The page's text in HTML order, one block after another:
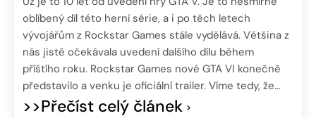
oblíbený díl této herní série, a i po těch letech
vývojářům z Rockstar Games stále vydělává. Většina z
nás jistě očekávala uvedení dalšího dílu během
příštího roku. Rockstar Games nové GTA VI konečně
představilo a venku je oficiální trailer. Víme tedy, že…
>>Přečíst celý článek